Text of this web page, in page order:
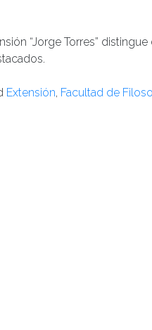
“Jorge Torres” distingue
Extensión, Facultad de